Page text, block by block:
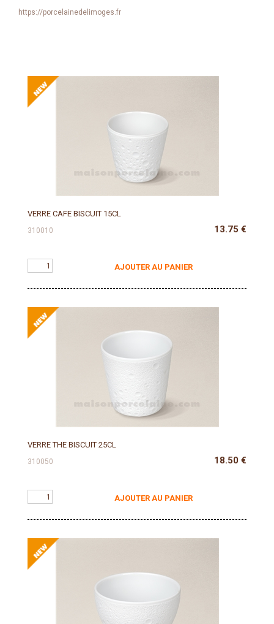
https://porcelainedelimoges.fr
VERRE CAFE BISCUIT 15CL
310010 13.75 €
AJOUTER AU PANIER
VERRE THE BISCUIT 25CL
310050 18.50 €
AJOUTER AU PANIER